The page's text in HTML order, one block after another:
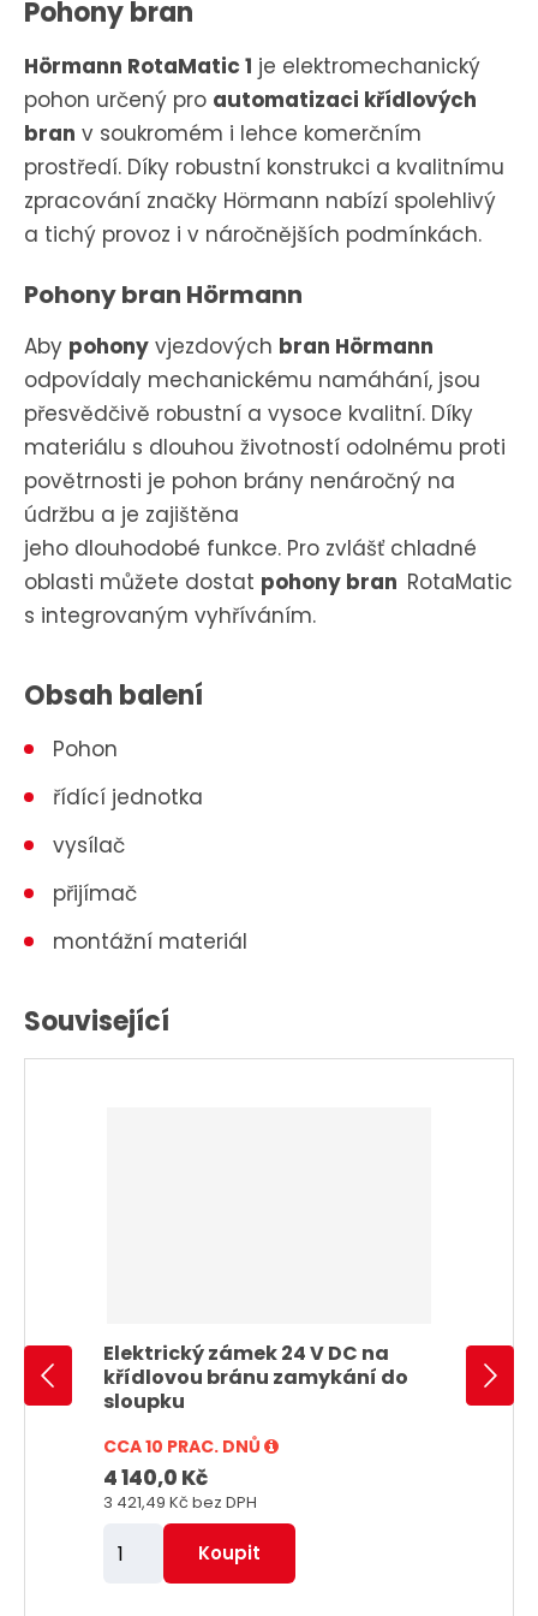
Pohony bran
Hörmann RotaMatic 1 je elektromechanický
pohon určený pro automatizaci křídlových
bran v soukromém i lehce komerčním
prostředí. Díky robustní konstrukci a kvalitnímu
zpracování značky Hörmann nabízí spolehlivý
a tichý provoz i v náročnějších podmínkách.
Pohony bran Hörmann
Aby pohonyvjezdových bran Hörmann
odpovídaly mechanickému namáhání, jsou
přesvědčivě robustní a vysoce kvalitní. Díky
materiálu s dlouhou životností odolnému proti
povětrnosti je pohon brány nenáročný na
údržbu a je zajištěna
jeho dlouhodobé funkce. Pro zvlášť chladné
oblasti můžete dostat pohony bran RotaMatic
s integrovaným vyhříváním.
Obsah balení
Pohon
řídící jednotka
vysílač
přijímač
montážní materiál
Související
Elektrický zámek 24 V DC na
křídlovou bránu zamykání do
sloupku
4 140,0 Kč
3 421,49 Kč bez DPH
CCA 10 PRAC. DNŮ
Koupit